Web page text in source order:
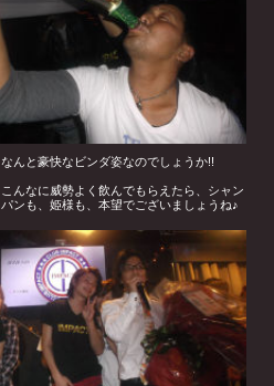
なんと豪快なビンダ姿なのでしょうか!!
こんなに威勢よく飲んでもらえたら、シャン
パンも、姫様も、本望でございましょうね♪